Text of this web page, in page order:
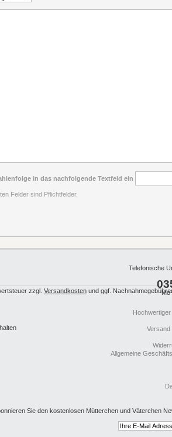
in das nachfolgende Textfeld ein
Felder sind Pflichtfelder.
Telefonische
Versand
Allgemeine
Sie den kostenlosen Mütterchen und Väterchen
zzgl. Versandkosten und ggf.